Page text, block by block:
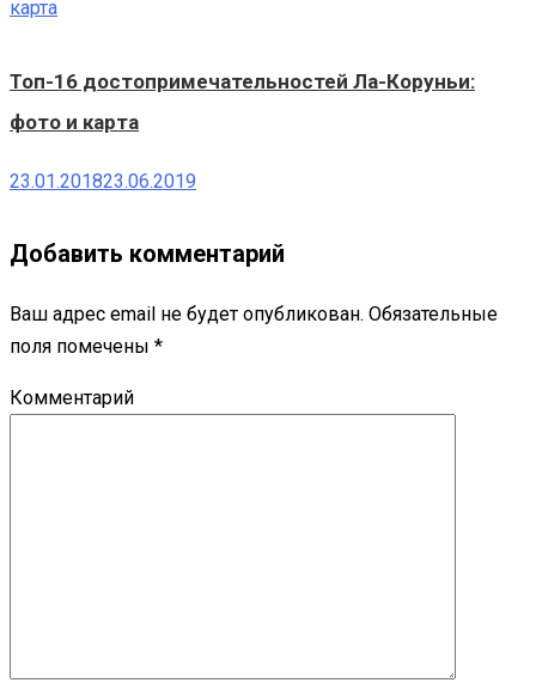
Топ-16 достопримечательностей Ла-Коруньи:
фото и карта
23.01.201823.06.2019
Добавить комментарий
Ваш адрес email не будет опубликован. Обязательные
поля помечены *
Комментарий